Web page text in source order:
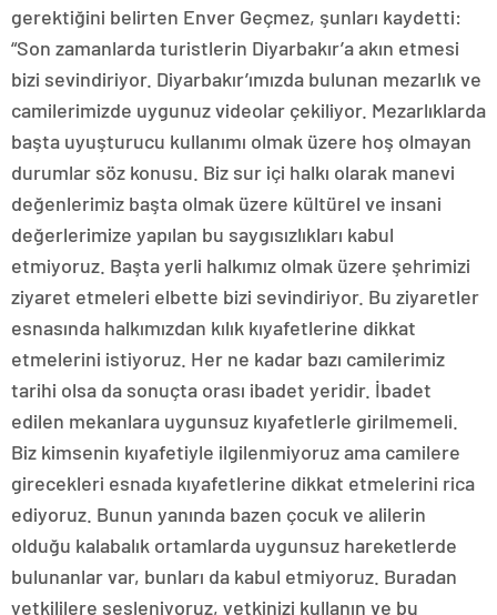
gerektiğini belirten Enver Geçmez, şunları kaydetti:
“Son zamanlarda turistlerin Diyarbakır’a akın etmesi
bizi sevindiriyor. Diyarbakır’ımızda bulunan mezarlık ve
camilerimizde uygunuz videolar çekiliyor. Mezarlıklarda
başta uyuşturucu kullanımı olmak üzere hoş olmayan
durumlar söz konusu. Biz sur içi halkı olarak manevi
değenlerimiz başta olmak üzere kültürel ve insani
değerlerimize yapılan bu saygısızlıkları kabul
etmiyoruz. Başta yerli halkımız olmak üzere şehrimizi
ziyaret etmeleri elbette bizi sevindiriyor. Bu ziyaretler
esnasında halkımızdan kılık kıyafetlerine dikkat
etmelerini istiyoruz. Her ne kadar bazı camilerimiz
tarihi olsa da sonuçta orası ibadet yeridir. İbadet
edilen mekanlara uygunsuz kıyafetlerle girilmemeli.
Biz kimsenin kıyafetiyle ilgilenmiyoruz ama camilere
girecekleri esnada kıyafetlerine dikkat etmelerini rica
ediyoruz. Bunun yanında bazen çocuk ve alilerin
olduğu kalabalık ortamlarda uygunsuz hareketlerde
bulunanlar var, bunları da kabul etmiyoruz. Buradan
yetkililere sesleniyoruz, yetkinizi kullanın ve bu